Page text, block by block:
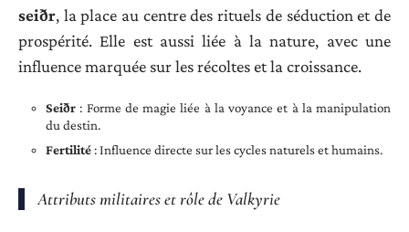
seiðr, la place au centre des rituels de séduction et de
prospérité. Elle est aussi liée à la nature, avec une
influence marquée sur les récoltes et la croissance.
Seiðr : Forme de magie liée à la voyance et à la manipulation
du destin.
Fertilité: Influence directe sur les cycles naturels et humains.
Attributs militaires et rôle de Valkyrie